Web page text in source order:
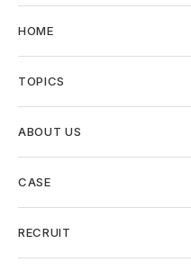
HOME
TOPICS
ABOUT US
CASE
RECRUIT